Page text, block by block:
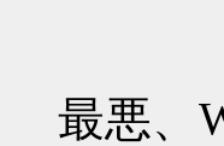
最悪、